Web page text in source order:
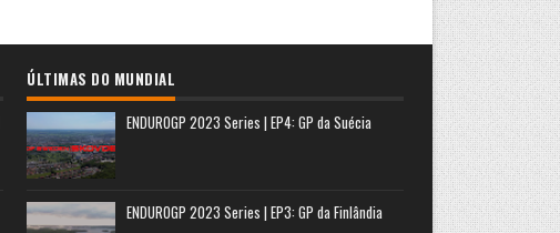
ÚLTIMAS DO MUNDIAL
ENDUROGP 2023 Series | EP4: GP da Suécia
ENDUROGP 2023 Series | EP3: GP da Finlândia